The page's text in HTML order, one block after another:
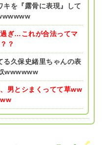
キを『露骨に表現』して
過ぎ…これが合法ってマ
？
る久保史緒里ちゃんの表
wwwwww
男とシまくってて草ww